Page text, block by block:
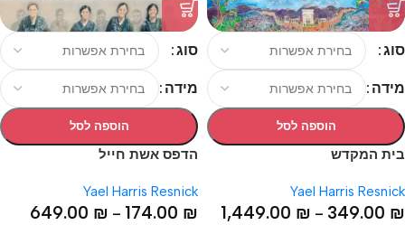
סוג
מידה
הוספה לסל
בית המקדש
Yael Harris Resnick
349.00 ₪
–
1,449.00 ₪
סוג
מידה
הוספה לסל
הדפס אשת חייל
Yael Harris Resnick
174.00 ₪
–
649.00 ₪